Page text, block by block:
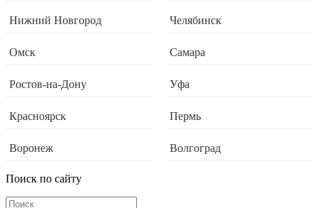
Нижний Новгород Челябинск
Омск Самара
Ростов-на-Дону Уфа
Красноярск Пермь
Воронеж Волгоград
Поиск по сайту